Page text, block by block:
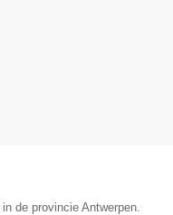
de provincie Antwerpen.